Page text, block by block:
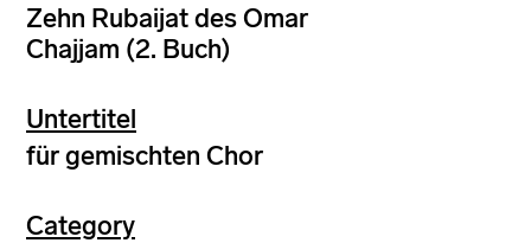
Zehn Rubaijat des Omar
Chajjam (2. Buch)
Untertitel
für gemischten Chor
Category